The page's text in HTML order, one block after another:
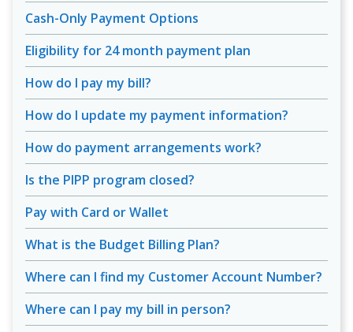
Cash-Only Payment Options
Eligibility for 24 month payment plan
How do I pay my bill?
How do I update my payment information?
How do payment arrangements work?
Is the PIPP program closed?
Pay with Card or Wallet
What is the Budget Billing Plan?
Where can I find my Customer Account Number?
Where can I pay my bill in person?